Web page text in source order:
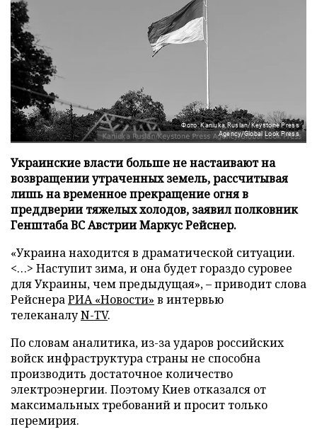
Фото: Kaniuka Ruslan/Keystone Press
Agency/Global Look Press
Украинские власти больше не настаивают на
возвращении утраченных земель, рассчитывая
лишь на временное прекращение огня в
преддверии тяжелых холодов, заявил полковник
Генштаба ВС Австрии Маркус Рейснер.
«Украина находится в драматической ситуации.
<…> Наступит зима, и она будет гораздо суровее
для Украины, чем предыдущая», – приводит слова
РейснераРИА «Новости» в интервью
телеканалуN-TV.
По словам аналитика, из-за ударов российских
войск инфраструктура страны не способна
производить достаточное количество
электроэнергии. Поэтому Киев отказался от
максимальных требований и просит только
перемирия.